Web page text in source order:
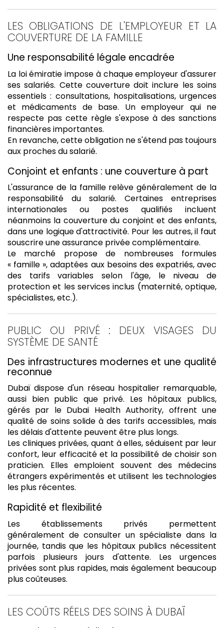
LES OBLIGATIONS DE L'EMPLOYEUR ET LA
COUVERTURE DE LA FAMILLE
Une responsabilité légale encadrée
La loi émiratie impose à chaque employeur d'assurer
ses salariés. Cette couverture doit inclure les soins
essentiels : consultations, hospitalisations, urgences
et médicaments de base. Un employeur qui ne
respecte pas cette règle s'expose à des sanctions
financières importantes.
En revanche, cette obligation ne s'étend pas toujours
aux proches du salarié.
Conjoint et enfants : une couverture à part
L'assurance de la famille relève généralement de la
responsabilité du salarié. Certaines entreprises
internationales ou postes qualifiés incluent
néanmoins la couverture du conjoint et des enfants,
dans une logique d'attractivité. Pour les autres, il faut
souscrire une assurance privée complémentaire.
Le marché propose de nombreuses formules
« famille », adaptées aux besoins des expatriés, avec
des tarifs variables selon l'âge, le niveau de
protection et les services inclus (maternité, optique,
spécialistes, etc.).
PUBLIC OU PRIVÉ : DEUX VISAGES DU
SYSTÈME DE SANTÉ
Des infrastructures modernes et une qualité
reconnue
Dubaï dispose d'un réseau hospitalier remarquable,
aussi bien public que privé. Les hôpitaux publics,
gérés par le Dubai Health Authority, offrent une
qualité de soins solide à des tarifs accessibles, mais
les délais d'attente peuvent être plus longs.
Les cliniques privées, quant à elles, séduisent par leur
confort, leur efficacité et la possibilité de choisir son
praticien. Elles emploient souvent des médecins
étrangers expérimentés et utilisent les technologies
les plus récentes.
Rapidité et flexibilité
Les établissements privés permettent
généralement de consulter un spécialiste dans la
journée, tandis que les hôpitaux publics nécessitent
parfois plusieurs jours d'attente. Les urgences
privées sont plus rapides, mais également beaucoup
plus coûteuses.
LES COÛTS RÉELS DES SOINS À DUBAÏ